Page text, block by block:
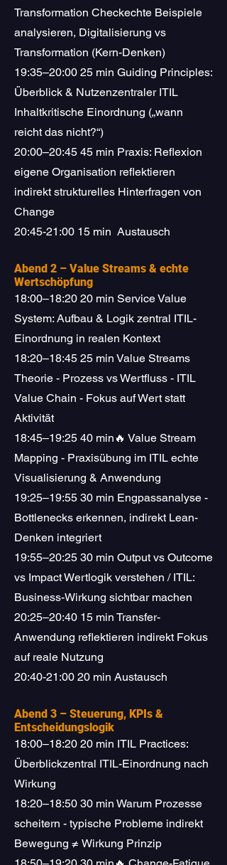
Transformation Checkechte Beispiele
analysieren, Digitalisierung vs
Transformation (Kern-Denken)
19:35–20:00 25 min Guiding Principles:
Überblick & Nutzenzentraler ITIL
Inhaltkritische Einordnung („wann
reicht das nicht?“)
20:00–20:45 45 min Praxis: Reflexion
eigene Organisation reflektieren
indirekt strukturelles Hinterfragen von
Change
20:45-21:00 15 min Austausch
Abend 2 – Value Streams & echte
Wertschöpfung
18:00–18:20 20 min Service Value
System: Aufbau & Logik zentral ITIL-
Einordnung in realen Kontext
18:20–18:45 25 min Value Streams
Theorie - Prozess vs Wertfluss - ITIL
Value Chain - Fokus auf Wert statt
Aktivität
18:45–19:25 40 min🔥 Value Stream
Mapping - Praxisübung im ITIL echte
Visualisierung & Anwendung
19:25–19:55 30 min Engpassanalyse -
Bottlenecks erkennen, indirekt Lean-
Denken integriert
19:55–20:25 30 min Output vs Outcome
vs Impact Wertlogik verstehen / ITIL:
Business-Wirkung sichtbar machen
20:25–20:40 15 min Transfer-
Anwendung reflektieren indirekt Fokus
auf reale Nutzung
20:40-21:00 20 min Austausch
Abend 3 – Steuerung, KPIs &
Entscheidungslogik
18:00–18:20 20 min ITIL Practices:
Überblickzentral ITIL-Einordnung nach
Wirkung
18:20–18:50 30 min Warum Prozesse
scheitern - typische Probleme indirekt
Bewegung ≠ Wirkung Prinzip